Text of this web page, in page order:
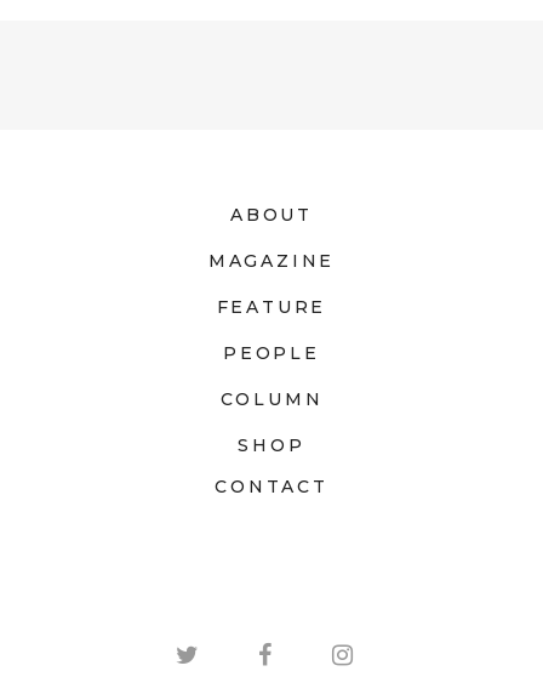
ABOUT
MAGAZINE
FEATURE
PEOPLE
COLUMN
SHOP
CONTACT